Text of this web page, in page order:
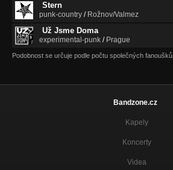
Stern
punk-country / Rožnov/Valmez
Už Jsme Doma
experimental-punk / Prague
Podobnost se určuje podle počtu společných fanoušků.
Bandzone.cz
Kapely
Koncerty
Videa